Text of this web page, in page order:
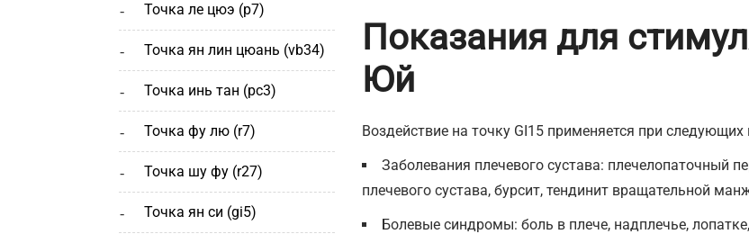
точка ле цюэ (р7)
точка ян лин цюань (vb34)
точка инь тан (рс3)
точка фу лю (r7)
точка шу фу (r27)
точка ян си (gi5)
Показания для
Юй
Воздействие на точку GI15 применяется при
Заболевания плечевого сустава: плечелопаточный
плечевого сустава, бурсит, тендинит вращательной
Болевые синдромы: боль в плече, надплечье,